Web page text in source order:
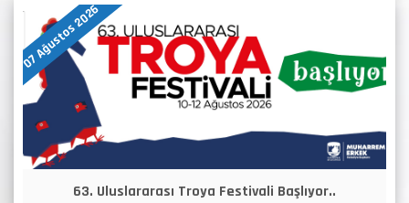
07 Ağustos 2026
63. Uluslararası Troya Festivali Başlıyor..